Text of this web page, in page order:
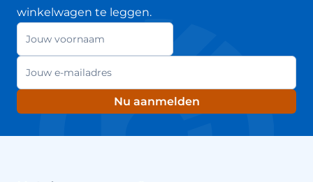
winkelwagen te leggen.
Nieuwsbrief
Jouw voornaam
E-mailadres
Nu aanmelden